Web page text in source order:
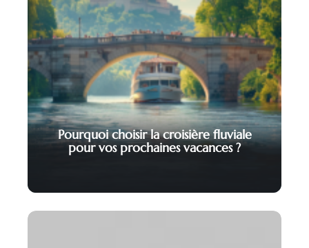
Pourquoi choisir la croisière fluviale
pour vos prochaines vacances ?